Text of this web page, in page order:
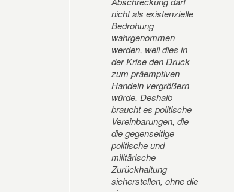
nicht als existenzielle
Bedrohung
wahrgenommen
werden, weil dies in
der Krise den Druck
zum präemptiven
Handeln vergrößern
würde. Deshalb
braucht es politische
Vereinbarungen, die
die gegenseitige
politische und
militärische
Zurückhaltung
sicherstellen, ohne die